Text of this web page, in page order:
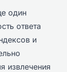
один
ответа
и
извлечения